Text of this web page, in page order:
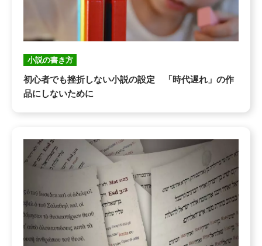
小説の書き方
初心者でも挫折しない小説の設定 「時代遅れ」の作
品にしないために